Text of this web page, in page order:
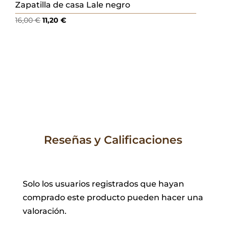
Zapatilla de casa Lale negro
16,00€El
11,20€El
Reseñas y Calificaciones
Solo los usuarios registrados que hayan
comprado este producto pueden hacer una
valoración.